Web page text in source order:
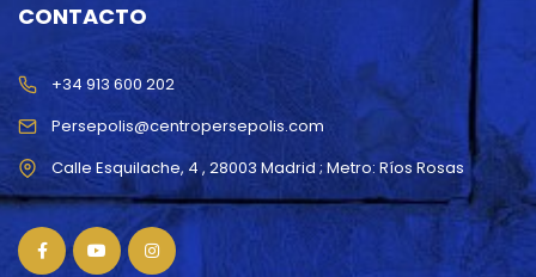
CONTACTO
Persepolis@centropersepolis.com
+34 913 600 202